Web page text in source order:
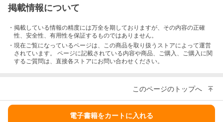
掲載情報について
・掲載している情報の精度には万全を期しておりますが、その内容の正確
性、安全性、有用性を保証するものではありません。
・現在ご覧になっているページは、この商品を取り扱うストアによって運営
されています。 ページに記載されている内容や商品、ご購入 、ご購入に関
するご質問は、直接各ストアにお問い合わせください。
このページのトップへ
電子書籍をカートに入れる